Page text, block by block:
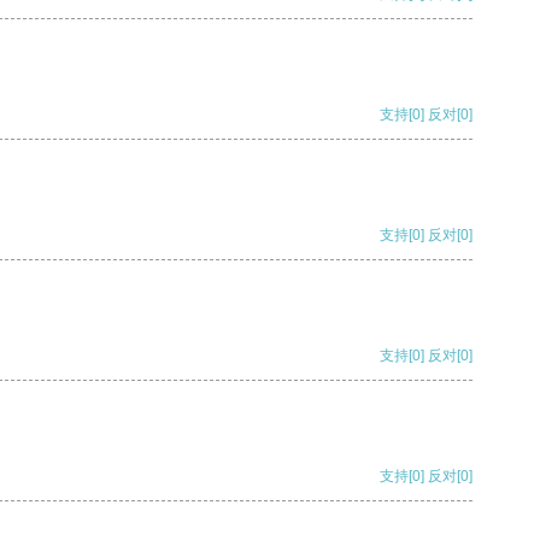
支持[0] 反对[0]
支持[0] 反对[0]
支持[0] 反对[0]
支持[0] 反对[0]